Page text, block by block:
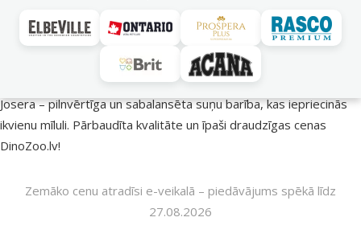
Josera barība suņiem – uzturs veselīgākai dzīvei!
Josera – pilnvērtīga un sabalansēta suņu barība, kas iepriecinās
ikvienu mīluli. Pārbaudīta kvalitāte un īpaši draudzīgas cenas
DinoZoo.lv!
Zemāko cenu atradīsi e-veikalā – piedāvājums spēkā līdz
27.08.2026